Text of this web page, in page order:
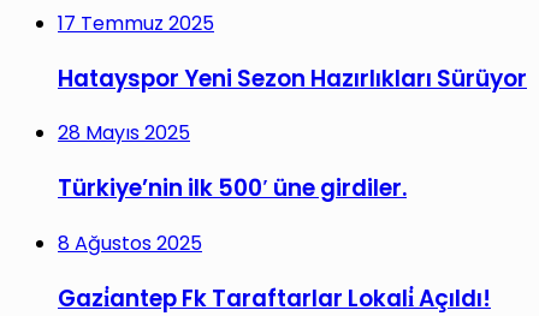
17 Temmuz 2025
Hatayspor Yeni Sezon Hazırlıkları Sürüyor
28 Mayıs 2025
Türkiye’nin ilk 500′ üne girdiler.
8 Ağustos 2025
Gazi̇antep Fk Taraftarlar Lokali̇ Açıldı!